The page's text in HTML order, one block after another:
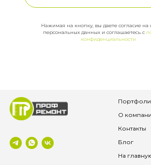
Нажимая на кнопку, вы даете согласие на
персональных данных и соглашаетесь c
конфиденциальности
О
Контакты
Блог
На